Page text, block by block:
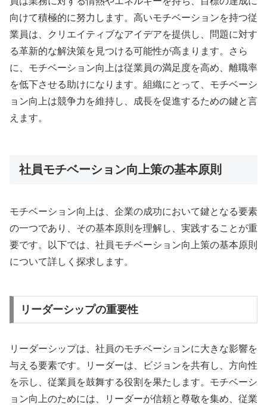
向けて積極的に努力します。高いモチベーションを持つ従
業員は、クリエイティブなアイデアを提供し、問題に対す
る革新的な解決策を見つける可能性が高まります。さら
に、モチベーション向上は従業員の満足度を高め、離職率
を低下させる助けになります。組織にとって、モチベーシ
ョン向上は競争力を維持し、成長を促進するための鍵と言
えます。
社員モチベーション向上策の基本原則
モチベーション向上は、企業の成功において鍵となる要素
の一つであり、その基本原則を理解し、実践することが重
要です。以下では、社員モチベーション向上策の基本原則
について詳しく探求します。
リーダーシップの重要性
リーダーシップは、社員のモチベーションに大きな影響を
与える要素です。リーダーは、ビジョンを共有し、方向性
を示し、従業員を鼓舞する役割を果たします。モチベーシ
ョン向上のためには、リーダーが信頼と尊敬を集め、従業